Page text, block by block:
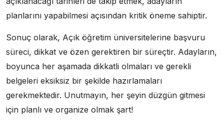
planlarını yapabilmesi açısından kritik öneme sahiptir.
Sonuç olarak, Açık öğretim üniversitelerine başvuru
süreci, dikkat ve özen gerektiren bir süreçtir. Adayların,
boyunca her aşamada dikkatli olmaları ve gerekli
belgeleri eksiksiz bir şekilde hazırlamaları
gerekmektedir. Unutmayın, her şeyin düzgün gitmesi
için planlı ve organize olmak şart!